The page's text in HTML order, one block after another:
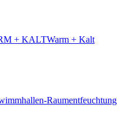
+ KALTWarm + Kalt
Raumentfeuchtung